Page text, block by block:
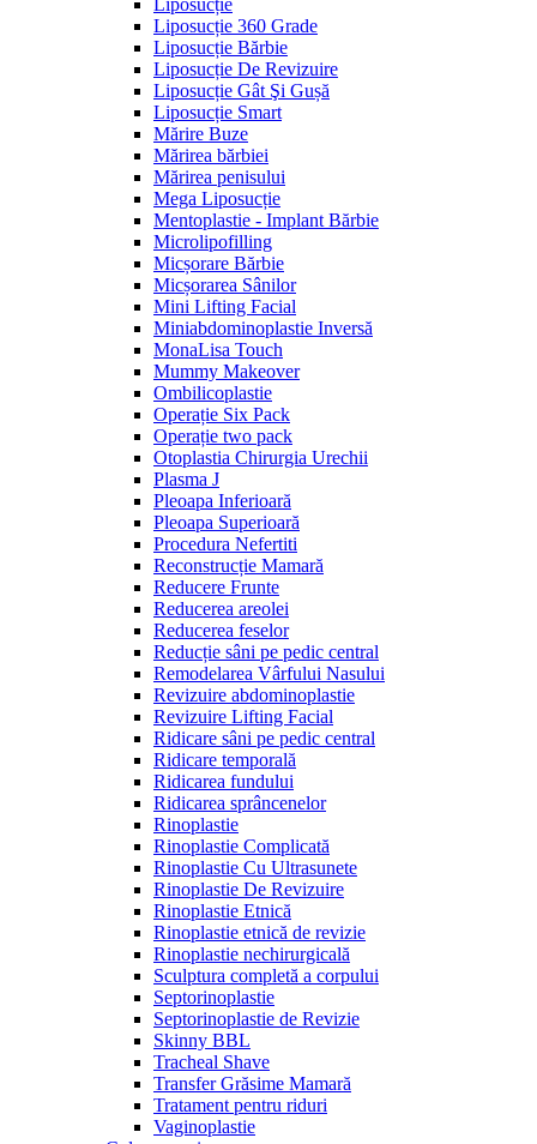
Liposucție 360 Grade
Liposucție Bărbie
Liposucție De Revizuire
Liposucție Gât Şi Gușă
Liposucție Smart
Mărire Buze
Mărirea bărbiei
Mărirea penisului
Mega Liposucție
Mentoplastie - Implant Bărbie
Microlipofilling
Micșorare Bărbie
Micșorarea Sânilor
Mini Lifting Facial
Miniabdominoplastie Inversă
MonaLisa Touch
Mummy Makeover
Ombilicoplastie
Operație Six Pack
Operație two pack
Otoplastia Chirurgia Urechii
Plasma J
Pleoapa Inferioară
Pleoapa Superioară
Procedura Nefertiti
Reconstrucție Mamară
Reducere Frunte
Reducerea areolei
Reducerea feselor
Reducție sâni pe pedic central
Remodelarea Vârfului Nasului
Revizuire abdominoplastie
Revizuire Lifting Facial
Ridicare sâni pe pedic central
Ridicare temporală
Ridicarea fundului
Ridicarea sprâncenelor
Rinoplastie
Rinoplastie Complicată
Rinoplastie Cu Ultrasunete
Rinoplastie De Revizuire
Rinoplastie Etnică
Rinoplastie etnică de revizie
Rinoplastie nechirurgicală
Sculptura completă a corpului
Septorinoplastie
Septorinoplastie de Revizie
Skinny BBL
Tracheal Shave
Transfer Grăsime Mamară
Tratament pentru riduri
Vaginoplastie